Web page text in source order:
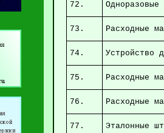
72.
73.
74.
75. Расходные
76.
77.